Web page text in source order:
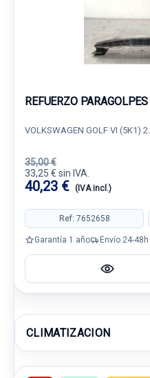
REFUERZO
VOLKSWAGEN GOLF VI (5K1)
35,00 €
33,25 € sin IVA.
40,23 € (IVA incl.)
Ref: 7652658
Garantía 1 año Envío 24-48h
CLIMATIZACION